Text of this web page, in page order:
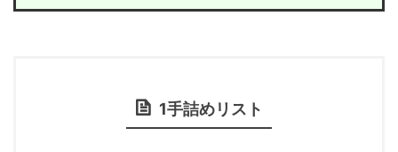
1手詰めリスト